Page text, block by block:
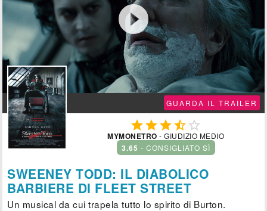

GUARDA IL TRAILER
 
MYMONETRO - GIUDIZIO MEDIO
3.65 - CONSIGLIATO SÌ
SWEENEY TODD: IL DIABOLICO
BARBIERE DI FLEET STREET
Un musical da cui trapela tutto lo spirito di Burton.